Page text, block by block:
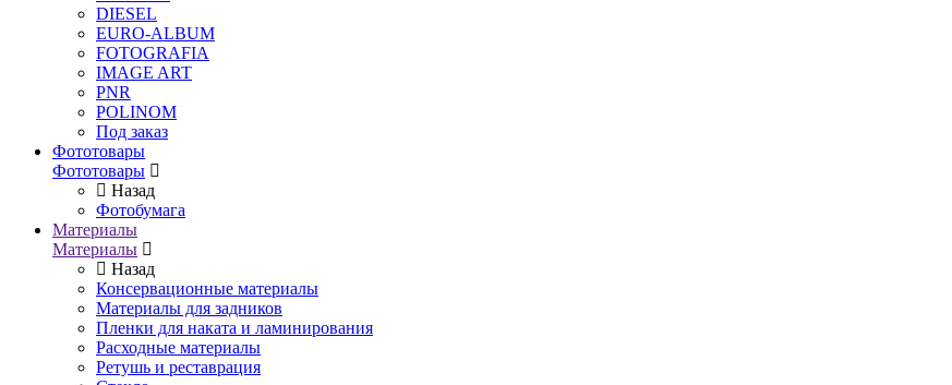
DIESEL
EURO-ALBUM
FOTOGRAFIA
IMAGE ART
PNR
POLINOM
Под заказ
Фототовары
Фототовары
Назад
Фотобумага
Материалы
Материалы
Назад
Консервационные материалы
Материалы для задников
Пленки для наката и ламинирования
Расходные материалы
Ретушь и реставрация